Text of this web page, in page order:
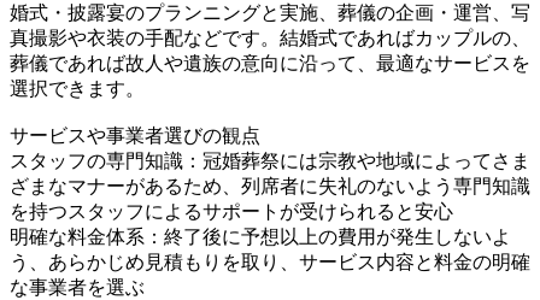
婚式・披露宴のプランニングと実施、葬儀の企画・運営、写
真撮影や衣装の手配などです。結婚式であればカップルの、
葬儀であれば故人や遺族の意向に沿って、最適なサービスを
選択できます。
サービスや事業者選びの観点
スタッフの専門知識：冠婚葬祭には宗教や地域によってさま
ざまなマナーがあるため、列席者に失礼のないよう専門知識
を持つスタッフによるサポートが受けられると安心
明確な料金体系：終了後に予想以上の費用が発生しないよ
う、あらかじめ見積もりを取り、サービス内容と料金の明確
な事業者を選ぶ